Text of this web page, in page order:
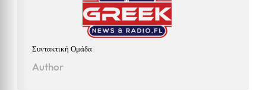
Συντακτική Ομάδα
Author